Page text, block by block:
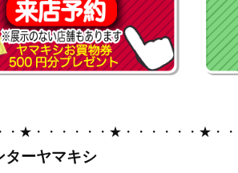
・★・・・・・・★・・・・・・★・
ターヤマキシ